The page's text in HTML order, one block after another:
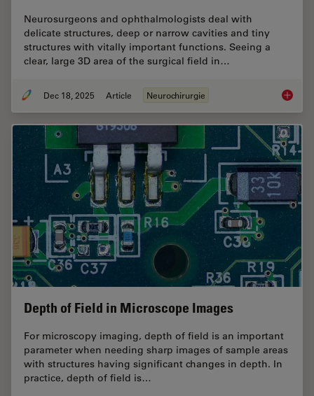
Neurosurgeons and ophthalmologists deal with
delicate structures, deep or narrow cavities and tiny
structures with vitally important functions. Seeing a
clear, large 3D area of the surgical field in…
Dec 18, 2025 Article Neurochirurgie A
Depth of Field in Microscope Images
For microscopy imaging, depth of field is an important
parameter when needing sharp images of sample areas
with structures having significant changes in depth. In
practice, depth of field is…